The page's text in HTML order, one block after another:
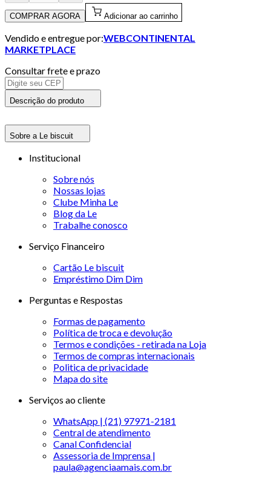
COMPRAR AGORA Adicionar ao carrinho
Vendido e entregue por:WEBCONTINENTAL
MARKETPLACE
Consultar frete e prazo
Descrição do produto
Sobre a Le biscuit
Institucional
Sobre nós
Nossas lojas
Clube Minha Le
Blog da Le
Trabalhe conosco
Serviço Financeiro
Cartão Le biscuit
Empréstimo Dim Dim
Perguntas e Respostas
Formas de pagamento
Política de troca e devolução
Termos e condições - retirada na Loja
Termos de compras internacionais
Politica de privacidade
Mapa do site
Serviços ao cliente
WhatsApp | (21) 97971-2181
Central de atendimento
Canal Confidencial
Assessoria de Imprensa |
paula@agenciaamais.com.br